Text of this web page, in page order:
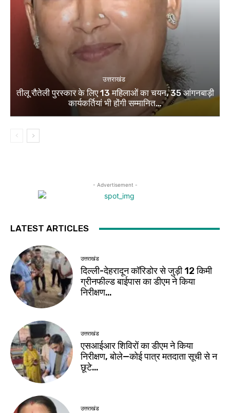
उत्तराखंड
तीलू रौतेली पुरस्कार के लिए 13 महिलाओं का चयन, 35 आंगनबाड़ी
कार्यकर्तियां भी होंगी सम्मानित…
- Advertisement -
LATEST ARTICLES
उत्तराखंड
दिल्ली-देहरादून कॉरिडोर से जुड़ी 12 किमी
ग्रीनफील्ड बाईपास का डीएम ने किया
निरीक्षण…
उत्तराखंड
एसआईआर शिविरों का डीएम ने किया
निरीक्षण, बोले—कोई पात्र मतदाता सूची से न
छूटे…
उत्तराखंड